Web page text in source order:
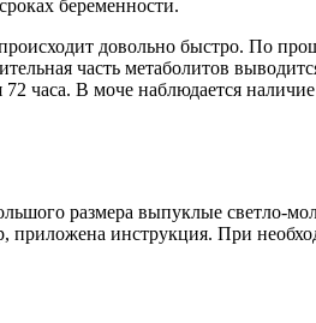
беременности.
довольно быстро. По
часть метаболитов
часа. В моче наблюдается
размера выпуклые светло-
инструкция. При